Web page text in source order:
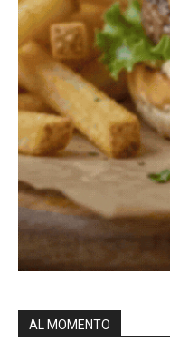
AL MOMENTO